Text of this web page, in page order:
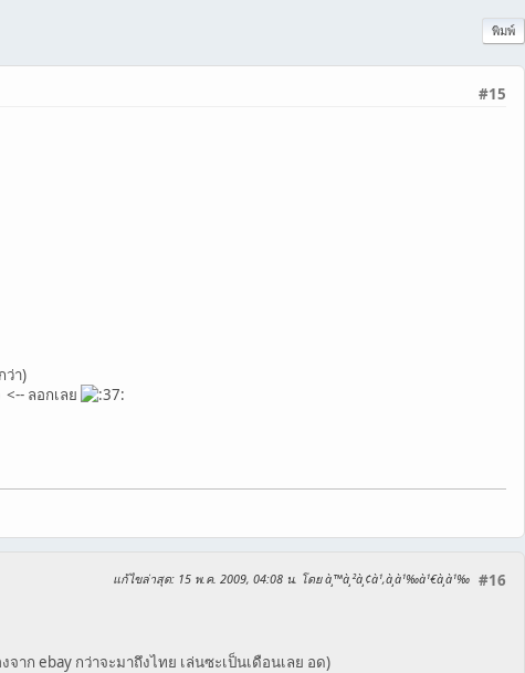
พิมพ์
#15
ว่า)
ลอกเลย
#16
แก้ไขล่าสุด: 15 พ.ค. 2009, 04:08 น. โดย à¸™à¸²à¸¢à¹‚à¸­à¹‰à¹€à¸­à¹‰
ก ebay กว่าจะมาถึงไทย เล่นซะเป็นเดือนเลย อด)